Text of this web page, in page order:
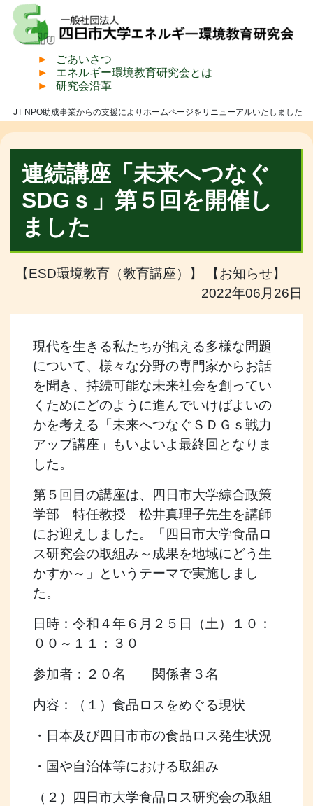
ごあいさつ
エネルギー環境教育研究会とは
研究会沿革
JT NPO助成事業からの支援によりホームページをリニューアルいたしました
連続講座「未来へつなぐ
SDGｓ」第５回を開催し
ました
【ESD環境教育（教育講座）】 【お知らせ】
2022年06月26日
現代を生きる私たちが抱える多様な問題
について、様々な分野の専門家からお話
を聞き、持続可能な未来社会を創ってい
くためにどのように進んでいけばよいの
かを考える「未来へつなぐＳＤＧｓ戦力
アップ講座」もいよいよ最終回となりま
した。
第５回目の講座は、四日市大学綜合政策
学部 特任教授 松井真理子先生を講師
にお迎えしました。「四日市大学食品ロ
ス研究会の取組み～成果を地域にどう生
かすか～」というテーマで実施しまし
た。
日時：令和４年６月２５日（土）１０：
００～１１：３０
参加者：２０名 関係者３名
内容：（１）食品ロスをめぐる現状
・日本及び四日市市の食品ロス発生状況
・国や自治体等における取組み
（２）四日市大学食品ロス研究会の取組